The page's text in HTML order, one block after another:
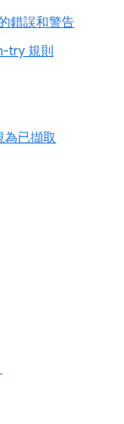
錯誤和警告
try 規則
為已擷取